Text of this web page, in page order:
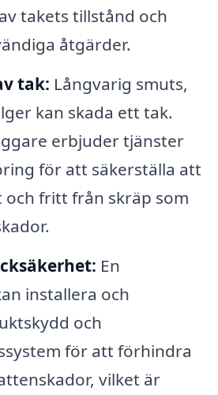
takets tillstånd och
åtgärder.
tak: Långvarig smuts,
kan skada ett tak.
erbjuder tjänster
för att säkerställa att
fritt från skräp som
En
installera och
och
för att förhindra
vilket är